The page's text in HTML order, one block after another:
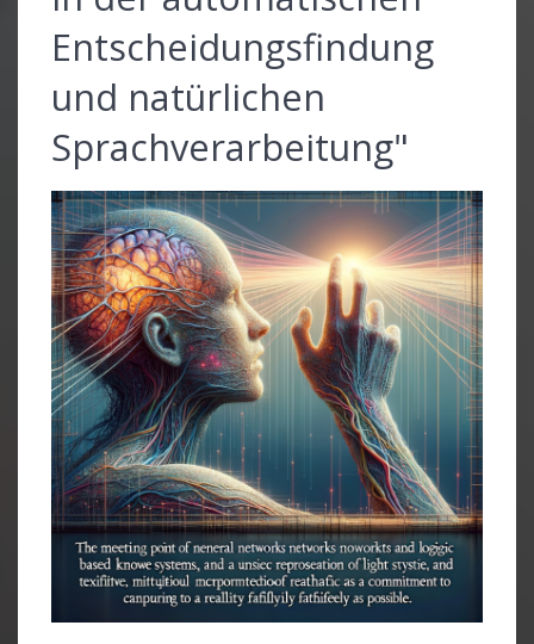
Entscheidungsfindung
und natürlichen
Sprachverarbeitung"